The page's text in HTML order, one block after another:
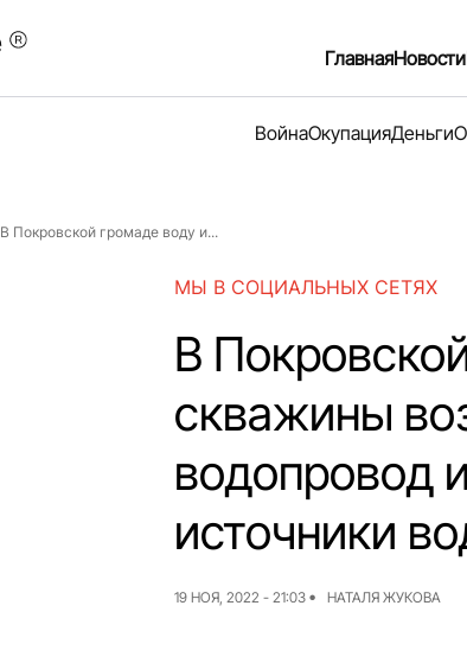
ГлавнаяНовости
ВойнаОкупацияДеньги
В Покровской громаде воду и...
МЫ В СОЦИАЛЬНЫХ СЕТЯХ
В
скважины
водопровод
источники
19 НОЯ, 2022 - 21:03 НАТАЛЯ ЖУКОВА